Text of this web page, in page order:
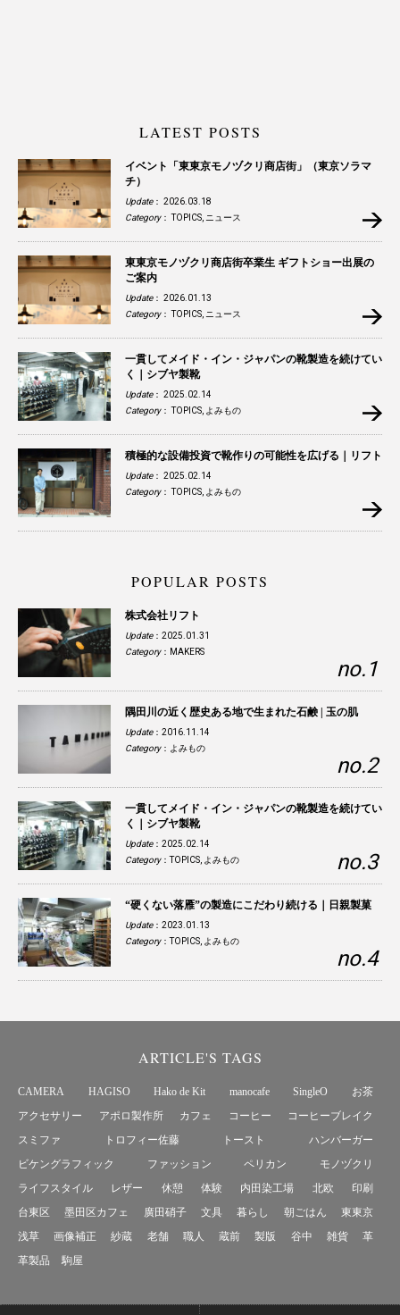
LATEST POSTS
イベント「東東京モノヅクリ商店街」（東京ソラマ
チ）
Update： 2026.03.18
Category：TOPICS ニュース
東東京モノヅクリ商店街卒業生 ギフトショー出展の
ご案内
Update： 2026.01.13
Category：TOPICS ニュース
一貫してメイド・イン・ジャパンの靴製造を続けてい
く｜シブヤ製靴
Update： 2025.02.14
Category：TOPICS よみもの
積極的な設備投資で靴作りの可能性を広げる｜リフト
Update： 2025.02.14
Category：TOPICS よみもの
POPULAR POSTS
株式会社リフト
Update：2025.01.31
Category： MAKERS
隅田川の近く歴史ある地で生まれた石鹸 | 玉の肌
Update：2016.11.14
Category： よみもの
一貫してメイド・イン・ジャパンの靴製造を続けてい
く｜シブヤ製靴
Update：2025.02.14
Category：TOPICS よみもの
“硬くない落雁”の製造にこだわり続ける｜日親製菓
Update：2023.01.13
Category：TOPICS よみもの
ARTICLE'S TAGS
CAMERA HAGISO Hako de Kit manocafe SingleO
お茶
アクセサリー
アポロ製作所 カフェ コーヒー
コーヒーブレイク
スミファ
トロフィー佐藤 トースト
ハンバーガー
ビケングラフィック
ファッション ペリカン
モノヅクリ
ライフスタイル
レザー 休憩 体験 内田染工場 北欧
印刷
台東区
墨田区カフェ 廣田硝子 文具 暮らし 朝ごはん
東東京
浅草
画像補正 紗蔵 老舗 職人 蔵前 製版 谷中 雑貨
革
革製品
駒屋